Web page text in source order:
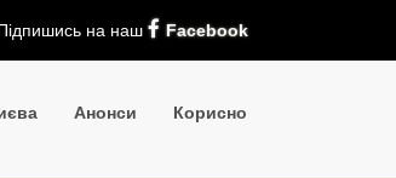
Підпишись на наш Facebook
Анонси Корисно